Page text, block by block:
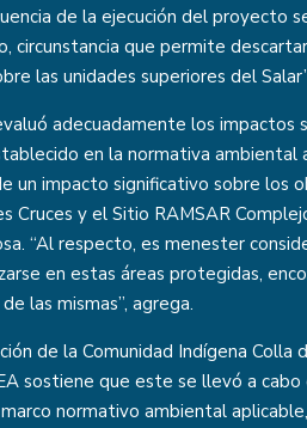
de la ejecución del proyecto
circunstancia que permite
las unidades superiores del
adecuadamente los impactos
en la normativa ambiental
un impacto significativo sobre los
Cruces y el Sitio RAMSAR
“Al respecto, es menester
en estas áreas protegidas,
las mismas”, agrega.
de la Comunidad Indígena Colla
sostiene que este se llevó a cabo
normativo ambiental